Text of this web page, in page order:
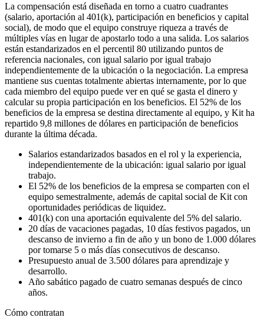
La compensación está diseñada en torno a cuatro cuadrantes
(salario, aportación al 401(k), participación en beneficios y capital
social), de modo que el equipo construye riqueza a través de
múltiples vías en lugar de apostarlo todo a una salida. Los salarios
están estandarizados en el percentil 80 utilizando puntos de
referencia nacionales, con igual salario por igual trabajo
independientemente de la ubicación o la negociación. La empresa
mantiene sus cuentas totalmente abiertas internamente, por lo que
cada miembro del equipo puede ver en qué se gasta el dinero y
calcular su propia participación en los beneficios. El 52% de los
beneficios de la empresa se destina directamente al equipo, y Kit ha
repartido 9,8 millones de dólares en participación de beneficios
durante la última década.
Salarios estandarizados basados en el rol y la experiencia,
independientemente de la ubicación: igual salario por igual
trabajo.
El 52% de los beneficios de la empresa se comparten con el
equipo semestralmente, además de capital social de Kit con
oportunidades periódicas de liquidez.
401(k) con una aportación equivalente del 5% del salario.
20 días de vacaciones pagadas, 10 días festivos pagados, un
descanso de invierno a fin de año y un bono de 1.000 dólares
por tomarse 5 o más días consecutivos de descanso.
Presupuesto anual de 3.500 dólares para aprendizaje y
desarrollo.
Año sabático pagado de cuatro semanas después de cinco
años.
Cómo contratan